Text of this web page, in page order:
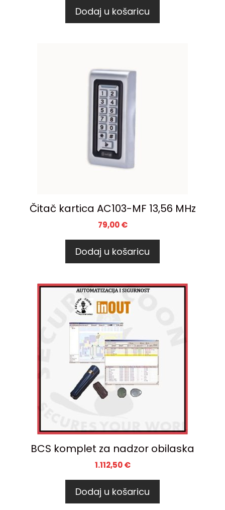
Dodaj u košaricu
Čitač kartica AC103-MF 13,56 MHz
79,00€
Dodaj u košaricu
BCS komplet za nadzor obilaska
1.112,50€
Dodaj u košaricu